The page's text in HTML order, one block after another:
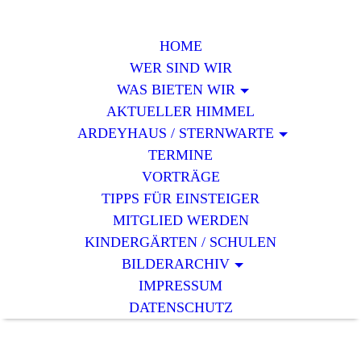
HOME
WER SIND WIR
WAS BIETEN WIR
AKTUELLER HIMMEL
ARDEYHAUS / STERNWARTE
TERMINE
VORTRÄGE
TIPPS FÜR EINSTEIGER
MITGLIED WERDEN
KINDERGÄRTEN / SCHULEN
BILDERARCHIV
IMPRESSUM
DATENSCHUTZ